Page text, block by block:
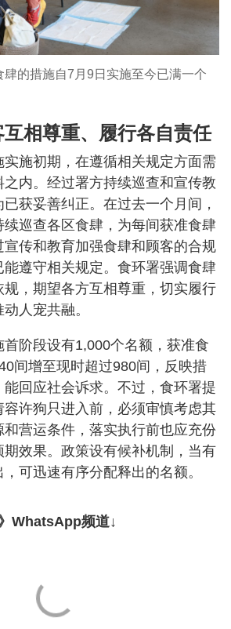
的措施自7月9日实施至今已满一个
相尊重、履行各自责任
施初期，在遵循相关规定方面需
内。经过署方持续巡查和宣传教
获妥善纠正。在过去一个月间，
巡查各区食肆，为每间获准食肆
传和教育加强食肆和顾客的合规
遵守相关规定。食环署强调食肆
，期望各方互相尊重，切实履行
人宠共融。
阶段设有1,000个名额，获准食
间增至现时超过980间，反映措
回应社会诉求。不过，食环署提
许狗只进入前，必须审慎考虑其
营运条件，落实执行前也应充份
效果。政策设有候补机制，当有
可迅速有序分配释出的名额。
WhatsApp频道↓